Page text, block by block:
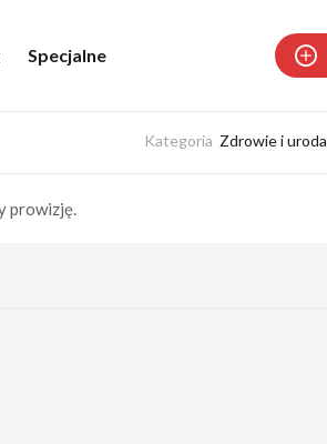
Specjalne
Zdrowie i uroda
prowizję.